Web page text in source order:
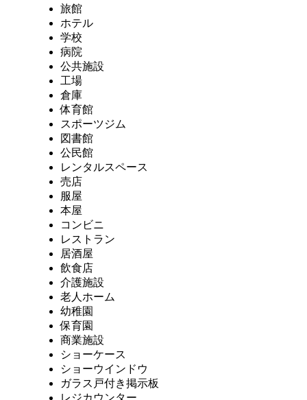
旅館
ホテル
学校
病院
公共施設
工場
倉庫
体育館
スポーツジム
図書館
公民館
レンタルスペース
売店
服屋
本屋
コンビニ
レストラン
居酒屋
飲食店
介護施設
老人ホーム
幼稚園
保育園
商業施設
ショーケース
ショーウインドウ
ガラス戸付き掲示板
レジカウンター